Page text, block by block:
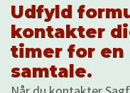
Udfyld
kontakter
timer for
samtale.